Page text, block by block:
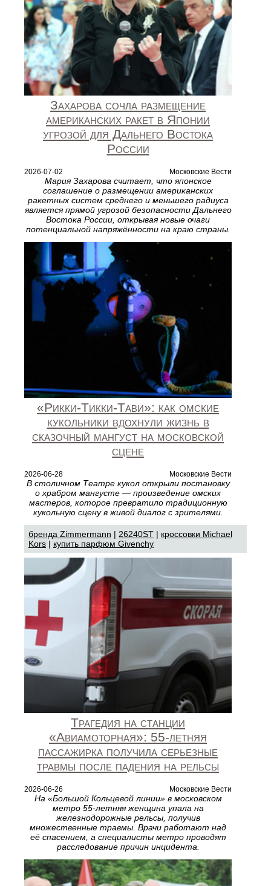
Захарова сочла размещение
американских ракет в Японии
угрозой для Дальнего Востока
России
2026-07-02 Московские Вести
Мария Захарова считает, что японское
соглашение о размещении американских
ракетных систем среднего и меньшего радиуса
является прямой угрозой безопасности Дальнего
Востока России, открывая новые очаги
потенциальной напряжённости на краю страны.
«Рикки‑Тикки‑Тави»: как омские
кукольники вдохнули жизнь в
сказочный мангуст на московской
сцене
2026-06-28 Московские Вести
В столичном Театре кукол открыли постановку
о храбром мангусте — произведение омских
мастеров, которое превратило традиционную
кукольную сцену в живой диалог с зрителями.
бренда Zimmermann | 26240ST | кроссовки Michael
Kors | купить парфюм Givenchy
Трагедия на станции
«Авиамоторная»: 55‑летняя
пассажирка получила серьезные
травмы после падения на рельсы
2026-06-26 Московские Вести
На «Большой Кольцевой линии» в московском
метро 55‑летняя женщина упала на
железнодорожные рельсы, получив
множественные травмы. Врачи работают над
её спасением, а специалисты метро проводят
расследование причин инцидента.